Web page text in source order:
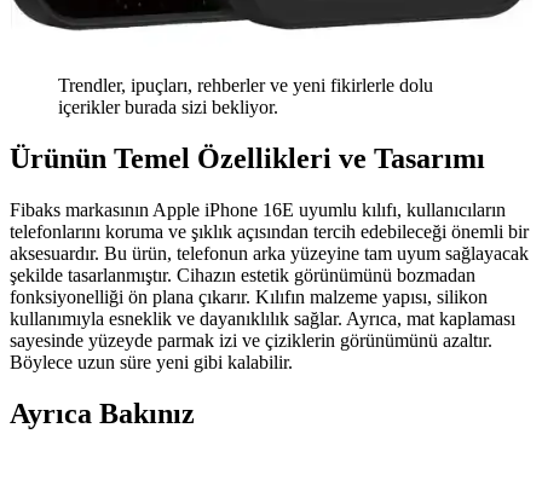
Trendler, ipuçları, rehberler ve yeni fikirlerle dolu
içerikler burada sizi bekliyor.
Ürünün Temel Özellikleri ve Tasarımı
Fibaks markasının Apple iPhone 16E uyumlu kılıfı, kullanıcıların
telefonlarını koruma ve şıklık açısından tercih edebileceği önemli bir
aksesuardır. Bu ürün, telefonun arka yüzeyine tam uyum sağlayacak
şekilde tasarlanmıştır. Cihazın estetik görünümünü bozmadan
fonksiyonelliği ön plana çıkarır. Kılıfın malzeme yapısı, silikon
kullanımıyla esneklik ve dayanıklılık sağlar. Ayrıca, mat kaplaması
sayesinde yüzeyde parmak izi ve çiziklerin görünümünü azaltır.
Böylece uzun süre yeni gibi kalabilir.
Ayrıca Bakınız